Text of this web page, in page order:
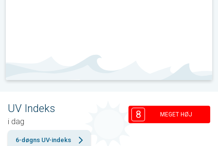
UV Indeks
i dag
8 MEGET HØJ
6-døgns UV-indeks